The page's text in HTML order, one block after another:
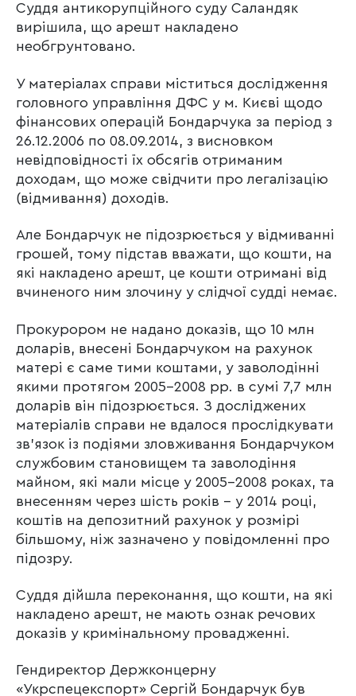
Суддя антикорупційного суду Саландяк
вирішила, що арешт накладено
необгрунтовано.
У матеріалах справи міститься дослідження
головного управління ДФС у м. Києві щодо
фінансових операцій Бондарчука за період з
26.12.2006 по 08.09.2014, з висновком
невідповідності їх обсягів отриманим
доходам, що може свідчити про легалізацію
(відмивання) доходів.
Але Бондарчук не підозрюється у відмиванні
грошей, тому підстав вважати, що кошти, на
які накладено арешт, це кошти отримані від
вчиненого ним злочину у слідчої судді немає.
Прокурором не надано доказів, що 10 млн
доларів, внесені Бондарчуком на рахунок
матері є саме тими коштами, у заволодінні
якими протягом 2005-2008 рр. в сумі 7,7 млн
доларів він підозрюється. З досліджених
матеріалів справи не вдалося прослідкувати
зв’язок із подіями зловживання Бондарчуком
службовим становищем та заволодіння
майном, які мали місце у 2005-2008 роках, та
внесенням через шість років – у 2014 році,
коштів на депозитний рахунок у розмірі
більшому, ніж зазначено у повідомленні про
підозру.
Суддя дійшла переконання, що кошти, на які
накладено арешт, не мають ознак речових
доказів у кримінальному провадженні.
Гендиректор Держконцерну
«Укрспецекспорт» Сергій Бондарчук був